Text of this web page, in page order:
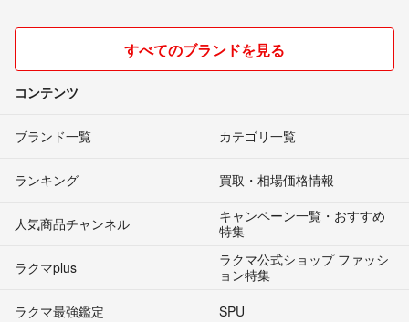
すべてのブランドを見る
コンテンツ
ブランド一覧 カテゴリ一覧
ランキング 買取・相場価格情報
人気商品チャンネル
キャンペーン一覧・おすすめ
特集
ラクマplus
ラクマ公式ショップ ファッシ
ョン特集
ラクマ最強鑑定
SPU